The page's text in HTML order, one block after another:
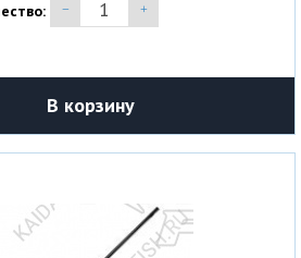
В корзину